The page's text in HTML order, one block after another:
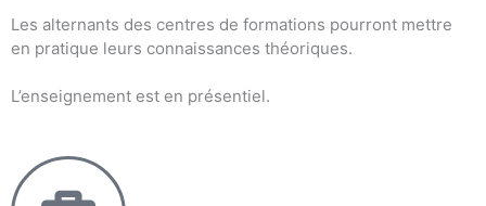
Les alternants des centres de formations pourront mettre
en pratique leurs connaissances théoriques.
L’enseignement est en présentiel.